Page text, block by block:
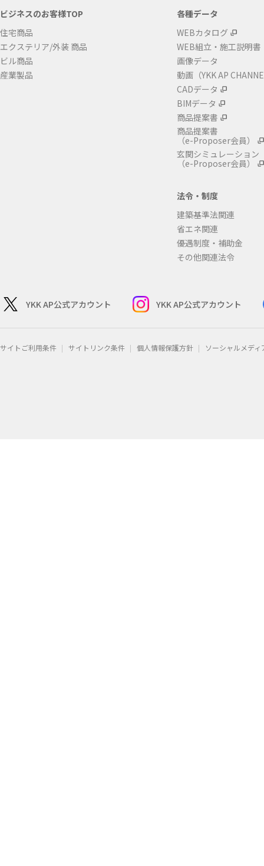
ビジネスのお客様TOP
住宅商品
エクステリア/外装 商品
ビル商品
産業製品
各種データ
WEBカタログ
WEB組立・施工説明書
画像データ
動画（YKK AP
CADデータ
BIMデータ
商品提案書
商品提案書
（e-Proposer会員）
玄関シミュレーション
（e-Proposer会員）
法令・制度
建築基準法関連
省エネ関連
優遇制度・補助金
その他関連法令
YKK AP公式アカウント YKK AP公式アカウント
サイトご利用条件 サイトリンク条件 個人情報保護方針 ソーシャルメデ